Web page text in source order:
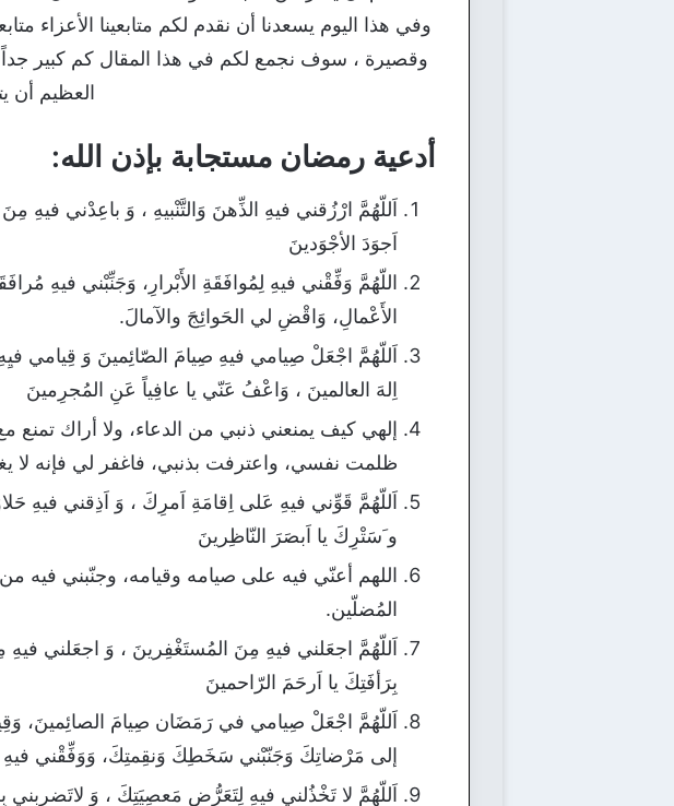
وفي هذا اليوم يسعدنا أن نقدم لكم متابعينا
وقصيرة ، سوف نجمع لكم في هذا المقال كم كبير
العظيم أن
أدعية رمضان مستجابة بإذن الله:
اَللّهُمَّ ارْزُقني فيهِ الذِّهنَ وَالتَّنْبيهِ ، وَ باعِدْني
اَجوَدَ الأجْوَدينَ
اللّهُمَّ وَفِّقْني فيهِ لِمُوافَقَةِ الأَبْرارِ، وَجَنِّبْني فيهِ
الأَعْمالِ، وَاقْضِ لي الحَوائِجَ والآمالَ.
اَللّهُمَّ اجْعَلْ صِيامي فيهِ صِيامَ الصّائِمينَ وَ قِيامي
اِلهَ العالمينَ ، وَاعْفُ عَنّي يا عافِياً عَنِ المُجرِمينَ
إلهي كيف يمنعني ذنبي من الدعاء، ولا أراك تمنع
ظلمت نفسي، واعترفت بذنبي، فاغفر لي فإنه لا
اَللّهُمَّ قَوِّني فيهِ عَلى اِقامَةِ اَمرِكَ ، وَ اَذِقني فيهِ
و َسَتْرِكَ يا اَبصَرَ النّاظِرينَ
اللهم أعنّي فيه على صيامه وقيامه، وجنّبني فيه
المُضلّين.
اَللّهُمَّ اجعَلني فيهِ مِنَ المُستَغْفِرينَ ، وَ اجعَلني فيهِ
بِرَأفَتِكَ يا اَرحَمَ الرّاحمينَ
اَللّهُمَّ اجْعَلْ صِيامي في رَمَضَان صِيامَ الصائِمينَ،
إلى مَرْضاتِكَ وَجَنّبْني سَخَطِكَ وَنقِمتِكَ، وَوَفِّقْني فيهِ
اَللّهُمَّ لا تَخْذُلني فيهِ لِتَعَرُّضِ مَعصِيَتِكَ ، وَ